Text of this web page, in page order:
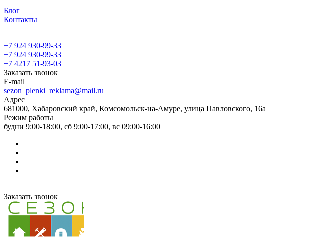
Блог
Контакты
+7 924 930-99-33
+7 924 930-99-33
+7 4217 51-93-03
Заказать звонок
E-mail
sezon_plenki_reklama@mail.ru
Адрес
681000, Хабаровский край, Комсомольск-на-Амуре, улица Павловского, 16а
Режим работы
будни 9:00-18:00, сб 9:00-17:00, вс 09:00-16:00
Заказать звонок